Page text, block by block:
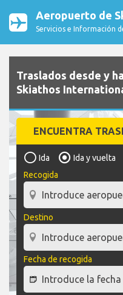
Aeropuerto de
Servicios e Información
Traslados desde y
Skiathos
ENCUENTRA
Ida
Ida y vuelta
Recogida
Destino
Fecha de recogida